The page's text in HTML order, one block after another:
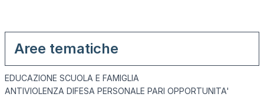
Aree tematiche
EDUCAZIONE SCUOLA E FAMIGLIA
ANTIVIOLENZA DIFESA PERSONALE PARI OPPORTUNITA'